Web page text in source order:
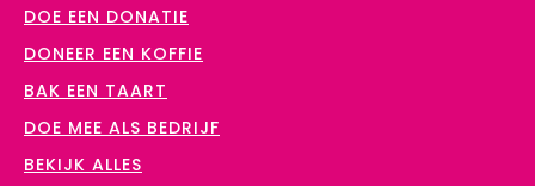
DOE EEN DONATIE
DONEER EEN KOFFIE
BAK EEN TAART
DOE MEE ALS BEDRIJF
BEKIJK ALLES